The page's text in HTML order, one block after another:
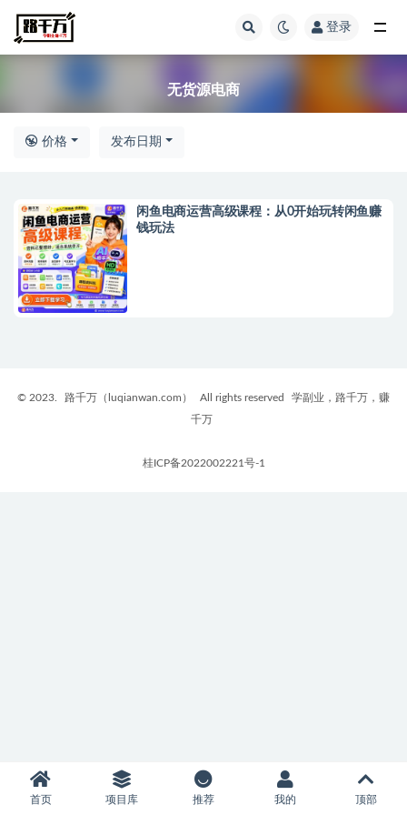
登录
无货源电商
价格 发布日期
闲鱼电商运营高级课程：从0开始玩转闲鱼赚
钱玩法
© 2023. 路千万（luqianwan.com） All rights reserved
学副业，路千万，赚
千万
桂ICP备2022002221号-1
首页 项目库 推荐 我的 顶部